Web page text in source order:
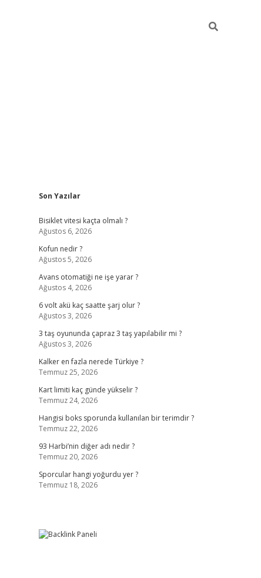
Sidebar
Son Yazılar
Bisiklet vitesi kaçta olmalı ?
Ağustos 6, 2026
Kofun nedir ?
Ağustos 5, 2026
Avans otomatiği ne işe yarar ?
Ağustos 4, 2026
6 volt akü kaç saatte şarj olur ?
Ağustos 3, 2026
3 taş oyununda çapraz 3 taş yapılabilir mi ?
Ağustos 3, 2026
Kalker en fazla nerede Türkiye ?
Temmuz 25, 2026
Kart limiti kaç günde yükselir ?
Temmuz 24, 2026
Hangisi boks sporunda kullanılan bir terimdir ?
Temmuz 22, 2026
93 Harbi’nin diğer adı nedir ?
Temmuz 20, 2026
Sporcular hangi yoğurdu yer ?
Temmuz 18, 2026